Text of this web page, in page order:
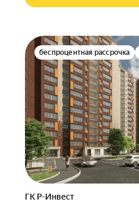
беспроцентная рассрочка
ГК Р-Инвест